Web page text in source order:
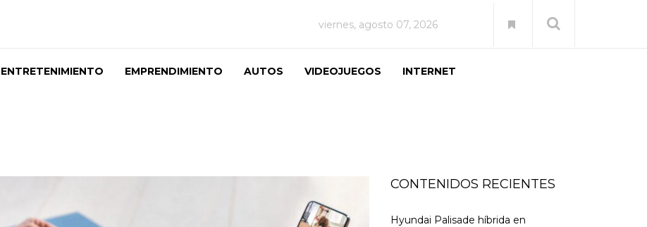
viernes, agosto 07, 2026
ENTRETENIMIENTO EMPRENDIMIENTO AUTOS VIDEOJUEGOS INTERNET
CONTENIDOS RECIENTES
Hyundai Palisade híbrida en